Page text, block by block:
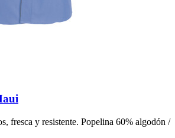
fresca y resistente. Popelina 60% algodón /